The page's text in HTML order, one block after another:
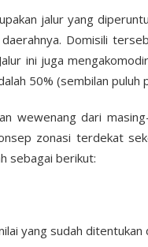
jalur yang
Domisili
ini juga
50% (sembilan
wewenang dari
zonasi terdekat
sebagai berikut:
yang sudah ditentukan